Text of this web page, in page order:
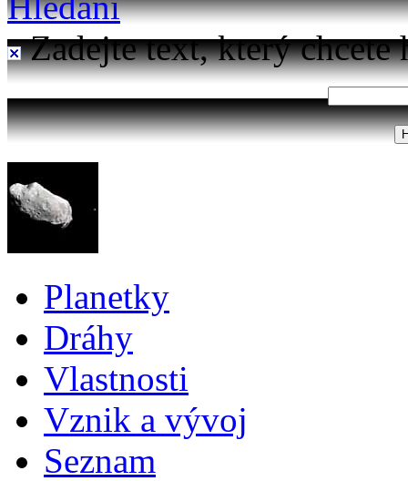
Zadejte text, který chcete
Planetky
Dráhy
Vlastnosti
Vznik a vývoj
Seznam